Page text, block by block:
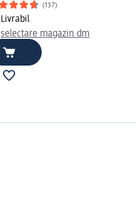
(137)
Livrabil
selectare magazin dm